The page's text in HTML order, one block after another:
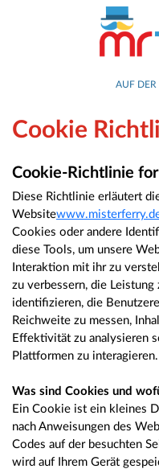
AUF DER
Cookie
Cookie-Richtlinie
Diese Richtlinie erläutert
Website
Cookies oder andere
diese Tools, um unsere
Interaktion mit ihr zu
zu verbessern, die
identifizieren, die
Reichweite zu messen,
Effektivität zu analysieren
Plattformen zu interagieren.
Was sind Cookies und
Ein Cookie ist ein kleines
nach Anweisungen des
Codes auf der besuchten
wird auf Ihrem Gerät